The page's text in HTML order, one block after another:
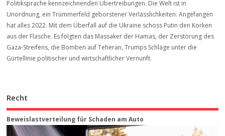
Politiksprache kennzeichnenden Übertreibungen. Die Welt ist in
Unordnung, ein Trümmerfeld geborstener Verlässlichkeiten. Angefangen
hat alles 2022. Mit dem Überfall auf die Ukraine schoss Putin den Korken
aus der Flasche. Es folgten das Massaker der Hamas, der Zerstörung des
Gaza-Streifens, die Bomben auf Teheran, Trumps Schläge unter die
Gürtellinie politischer und wirtschaftlicher Vernunft.
Recht
Beweis­last­ver­teilung für Schaden am Auto